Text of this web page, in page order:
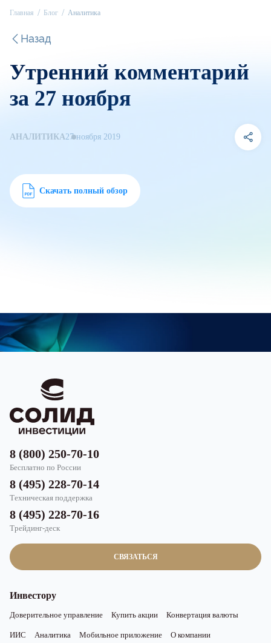
Главная Блог Аналитика
Назад
Утренний комментарий
за 27 ноября
АНАЛИТИКА27 ноября 2019
Скачать полный обзор
СВЯЗАТЬСЯ
8 (800) 250-70-10
Бесплатно по России
8 (495) 228-70-14
Техническая поддержка
8 (495) 228-70-16
Трейдинг-деск
Инвестору
Доверительное управление Купить акции Конвертация валюты
ИИС Аналитика Мобильное приложение О компании